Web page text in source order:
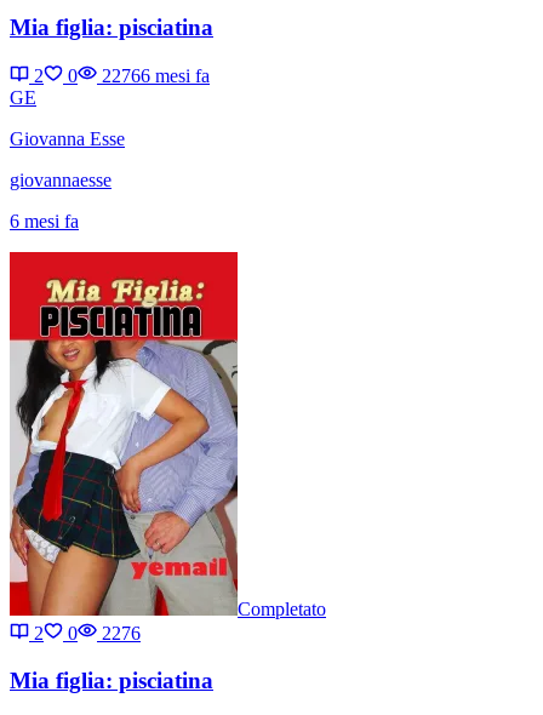
Mia figlia: pisciatina
2 0 22766 mesi fa
GE
Giovanna Esse
giovannaesse
6 mesi fa
Completato
2
0 2276
Mia figlia: pisciatina